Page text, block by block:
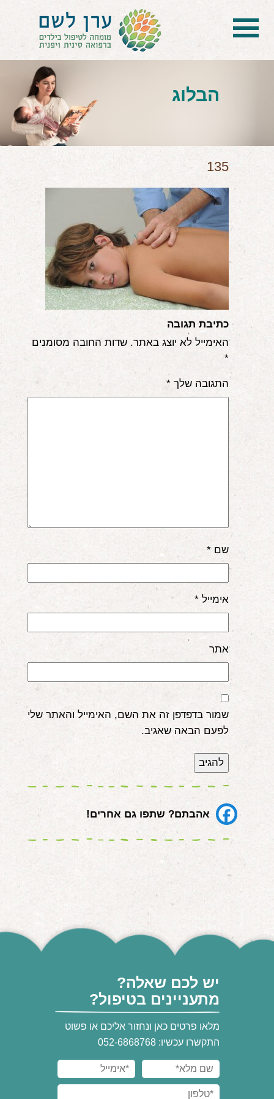
בית
הטיפול
הכל על דיקור סיני ודיקור יפני לילדים
הילד לא מפסיק להיות חולה
בעיות נשימה: קוצר, סטרידור ועוד
דלקות ונוזלים באוזניים
קשיים רגשיים, אתגרי התנהגות
בעיות/מחלות נוספות
שאלות ותשובות
הבלוג
במתנה!
הבלוג
135
כתיבת תגובה
האימייל לא יוצג באתר. שדות החובה מסומנים
*
התגובה שלך *
שם *
אימייל *
אתר
שמור בדפדפן זה את השם, האימייל והאתר שלי
לפעם הבאה שאגיב.
אהבתם? שתפו גם אחרים!
יש לכם שאלה?
מתעניינים בטיפול?
מלאו פרטים כאן ונחזור אליכם או פשוט
התקשרו עכשיו: 052-6868768